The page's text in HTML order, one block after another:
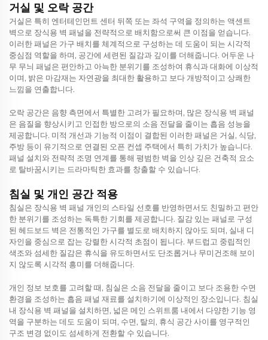
거실 및 오락 공간
거실은 특히 엔터테인먼트 센터 뒤쪽 또는 좌석 구역을 정의하는 액센트
벽으로 장식용 벽 패널을 전략적으로 배치함으로써 큰 이점을 얻습니다.
이러한 패널은 가구 배치를 체계적으로 구성하는 데 도움이 되는 시각적
중심점 역할을 하며, 공간에 세련된 질감과 깊이를 더해줍니다. 어두운 나
무 무늬 패널은 편안하고 아늑한 분위기를 조성하여 휴식과 대화에 이상적
이며, 밝은 마감재는 자연광을 최대한 활용하고 보다 개방적이고 상쾌한
느낌을 연출합니다.
오락 공간은 음향 측면에서 특별한 고려가 필요하며, 많은 장식용 벽 패널
은 음질을 향상시키고 인접한 방으로의 소음 전달을 줄이는 흡음 성능을
제공합니다. 미적 개선과 기능적 이점이 결합된 이러한 패널은 거실, 식당,
주방 등이 유기적으로 연결된 오픈 컨셉 주택에서 특히 가치가 높습니다.
패널 설치와 전략적 조명 연계를 통해 평범한 벽을 인상 깊은 건축적 요소
로 탈바꿈시키는 드라마틱한 효과를 창출할 수 있습니다.
침실 및 개인 공간 적용
침실은 장식용 벽 패널 개인의 스타일 선호를 반영하면서도 친밀하고 편안
한 분위기를 조성하는 독특한 기회를 제공합니다. 질감 있는 패널로 구성
된 헤드보드 벽은 전통적인 가구를 별도로 배치하지 않아도 되며, 실내 디
자인을 중심으로 잡는 강렬한 시각적 초점이 됩니다. 부드럽고 중립적인
색조와 섬세한 질감은 휴식을 유도하면서도 단조롭거나 무미건조해 보이
지 않도록 시각적 흥미를 더해줍니다.
개인 정보 보호를 고려할 때, 침실은 소음 전달을 줄이고 보다 조용한 수면
환경을 조성하는 흡음 패널 재료를 설치하기에 이상적인 장소입니다. 침실
내 장식용 벽 패널을 설치하면, 넓은 메인 스위트룸 내에서 다양한 기능 영
역을 구분하는 데도 도움이 되며, 수면, 탈의, 휴식 공간 사이를 영구적인
구조 변경 없이도 섬세하게 전환할 수 있습니다.